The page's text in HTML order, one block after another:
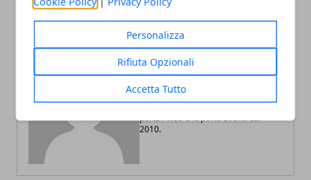
Personalizza
Rifiuta Opzionali
Accetta Tutto
Redazione
Blogger di tecnologia, viaggi ed
economia. La mia passione per la
scrittura mi ha permesso di
intraprendere l'attività di gestione
portali web che porto avanti dal
2010.